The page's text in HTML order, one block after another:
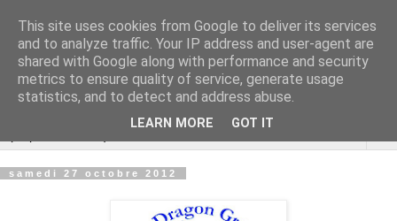
Cannes Dragon
International
samedi 27 octobre 2012
This site uses cookies from Google to deliver its services
and to analyze traffic. Your IP address and user-agent are
shared with Google along with performance and security
metrics to ensure quality of service, generate usage
statistics, and to detect and address abuse.
LEARN MORE GOT IT